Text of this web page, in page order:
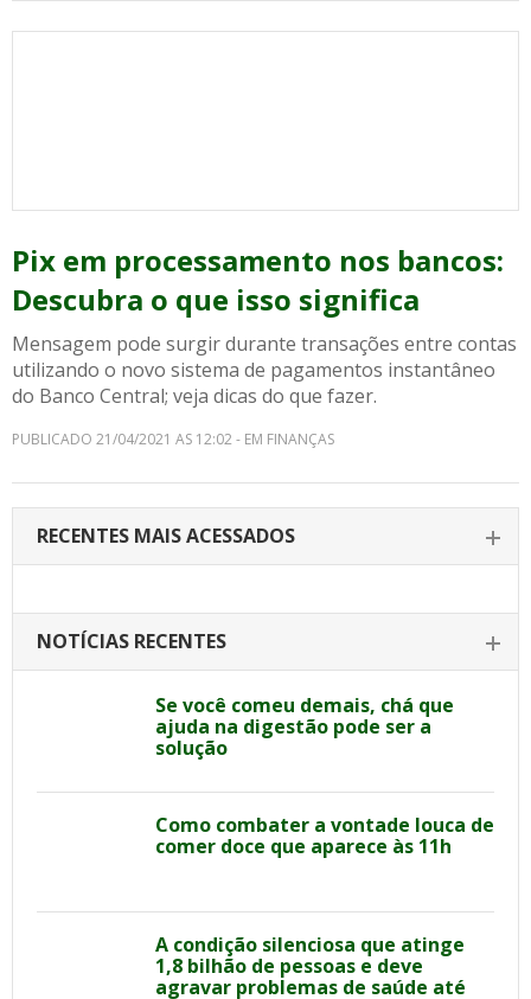
Pix em processamento nos bancos:
Descubra o que isso significa
Mensagem pode surgir durante transações entre contas
utilizando o novo sistema de pagamentos instantâneo
do Banco Central; veja dicas do que fazer.
PUBLICADO 21/04/2021 AS 12:02 - EM FINANÇAS
RECENTES MAIS ACESSADOS
NOTÍCIAS RECENTES
Se você comeu demais, chá que
ajuda na digestão pode ser a
solução
Como combater a vontade louca de
comer doce que aparece às 11h
A condição silenciosa que atinge
1,8 bilhão de pessoas e deve
agravar problemas de saúde até